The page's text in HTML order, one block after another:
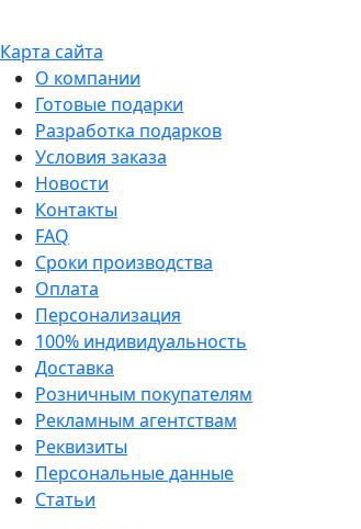
Карта сайта
О компании
Готовые подарки
Разработка подарков
Условия заказа
Новости
Контакты
FAQ
Сроки производства
Оплата
Персонализация
100% индивидуальность
Доставка
Розничным покупателям
Рекламным агентствам
Реквизиты
Персональные данные
Статьи